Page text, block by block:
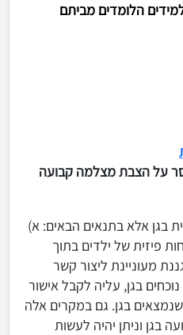
הלומדים מביתם
על הצבת מצלמה קבועה
בגן אלא בתנאים הבאים: א)
פיזית של ילדים בתוך
מעוניינת ליצור קשר
בגן, עליה לקבל אישור
בגן. גם במקרים אלה
בגן וניתן יהיה לעשות